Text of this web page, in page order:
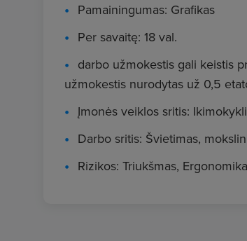
Pamainingumas: Grafikas
Per savaitę: 18 val.
darbo užmokestis gali keistis
užmokestis nurodytas už 0,5
Įmonės veiklos sritis:
Darbo sritis: Švietimas,
Rizikos: Triukšmas,